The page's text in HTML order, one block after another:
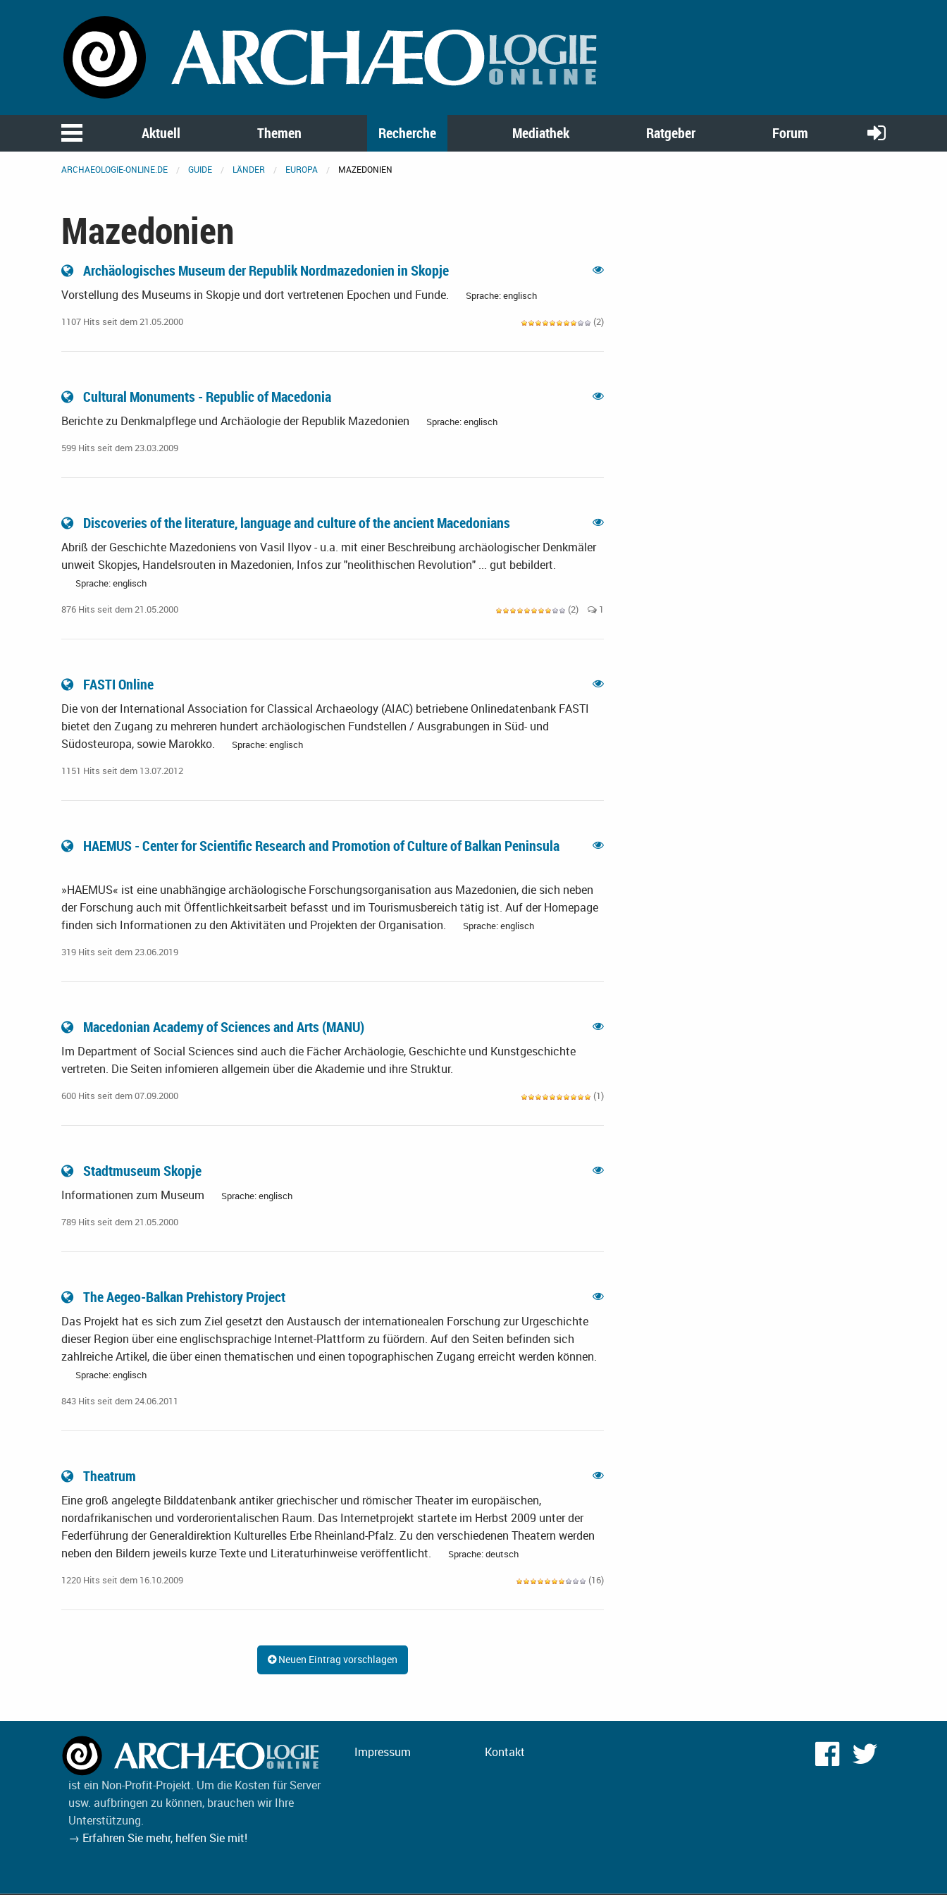
Aktuell Themen Recherche Mediathek Ratgeber Forum
ARCHAEOLOGIE-ONLINE.DE GUIDE LÄNDER EUROPA MAZEDONIEN
Mazedonien
Archäologisches Museum der Republik Nordmazedonien in Skopje
Vorstellung des Museums in Skopje und dort vertretenen Epochen und Funde. Sprache: englisch
1107 Hits seit dem 21.05.2000 (2)
Cultural Monuments - Republic of Macedonia
Berichte zu Denkmalpflege und Archäologie der Republik Mazedonien Sprache: englisch
599 Hits seit dem 23.03.2009
Discoveries of the literature, language and culture of the ancient Macedonians
Abriß der Geschichte Mazedoniens von Vasil Ilyov - u.a. mit einer Beschreibung archäologischer Denkmäler
unweit Skopjes, Handelsrouten in Mazedonien, Infos zur "neolithischen Revolution" ... gut bebildert.
Sprache: englisch
876 Hits seit dem 21.05.2000 (2) 1
FASTI Online
Die von der International Association for Classical Archaeology (AIAC) betriebene Onlinedatenbank FASTI
bietet den Zugang zu mehreren hundert archäologischen Fundstellen / Ausgrabungen in Süd- und
Südosteuropa, sowie Marokko.
Sprache: englisch
1151 Hits seit dem 13.07.2012
HAEMUS - Center for Scientific Research and Promotion of Culture of Balkan Peninsula
»HAEMUS« ist eine unabhängige archäologische Forschungsorganisation aus Mazedonien, die sich neben
der Forschung auch mit Öffentlichkeitsarbeit befasst und im Tourismusbereich tätig ist. Auf der Homepage
finden sich Informationen zu den Aktivitäten und Projekten der Organisation.
Sprache: englisch
319 Hits seit dem 23.06.2019
Macedonian Academy of Sciences and Arts (MANU)
Im Department of Social Sciences sind auch die Fächer Archäologie, Geschichte und Kunstgeschichte
vertreten. Die Seiten infomieren allgemein über die Akademie und ihre Struktur.
600 Hits seit dem 07.09.2000 (1)
Stadtmuseum Skopje
Informationen zum Museum Sprache: englisch
789 Hits seit dem 21.05.2000
The Aegeo-Balkan Prehistory Project
Das Projekt hat es sich zum Ziel gesetzt den Austausch der internationealen Forschung zur Urgeschichte
dieser Region über eine englischsprachige Internet-Plattform zu füördern. Auf den Seiten befinden sich
zahlreiche Artikel, die über einen thematischen und einen topographischen Zugang erreicht werden können.
Sprache: englisch
843 Hits seit dem 24.06.2011
Theatrum
Eine groß angelegte Bilddatenbank antiker griechischer und römischer Theater im europäischen,
nordafrikanischen und vorderorientalischen Raum. Das Internetprojekt startete im Herbst 2009 unter der
Federführung der Generaldirektion Kulturelles Erbe Rheinland-Pfalz. Zu den verschiedenen Theatern werden
neben den Bildern jeweils kurze Texte und Literaturhinweise veröffentlicht.
Sprache: deutsch
1220 Hits seit dem 16.10.2009 (16)
Neuen Eintrag vorschlagen
ist ein Non-Profit-Projekt. Um die Kosten für Server
usw. aufbringen zu können, brauchen wir Ihre
Unterstützung.
→ Erfahren Sie mehr, helfen Sie mit!
Impressum Kontakt